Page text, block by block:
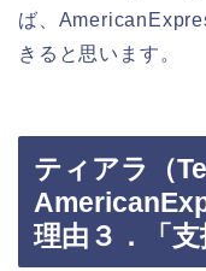
ば、
きると思います。
ティアラ（
理由３．「支